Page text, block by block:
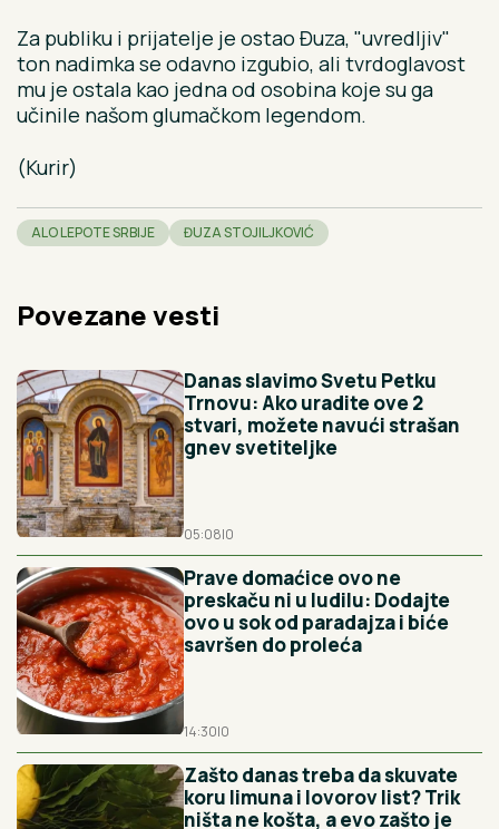
Za publiku i prijatelje je ostao Đuza, "uvredljiv"
ton nadimka se odavno izgubio, ali tvrdoglavost
mu je ostala kao jedna od osobina koje su ga
učinile našom glumačkom legendom.
(Kurir)
ALO LEPOTE SRBIJE ĐUZA STOJILJKOVIĆ
Povezane vesti
Danas slavimo Svetu Petku
Trnovu: Ako uradite ove 2
stvari, možete navući strašan
gnev svetiteljke
05:08|0
Prave domaćice ovo ne
preskaču ni u ludilu: Dodajte
ovo u sok od paradajza i biće
savršen do proleća
14:30|0
Zašto danas treba da skuvate
koru limuna i lovorov list? Trik
ništa ne košta, a evo zašto je